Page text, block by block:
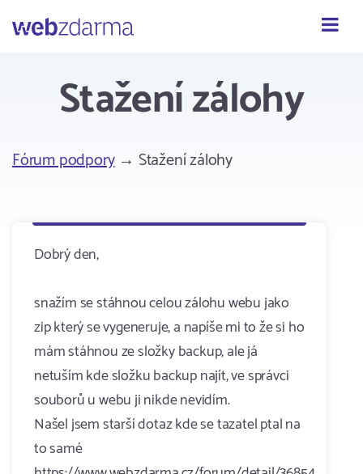
Webzdarma
Stažení zálohy
Fórum podpory→ Stažení zálohy
Dobrý den,
snažím se stáhnou celou zálohu webu jako
zip který se vygeneruje, a napíše mi to že si ho
mám stáhnou ze složky backup, ale já
netuším kde složku backup najít, ve správci
souborů u webu ji nikde nevidím.
Našel jsem starší dotaz kde se tazatel ptal na
to samé